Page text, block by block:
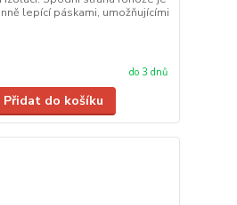
lepící páskami, umožňujícími
do 3 dnů
Přidat do košíku